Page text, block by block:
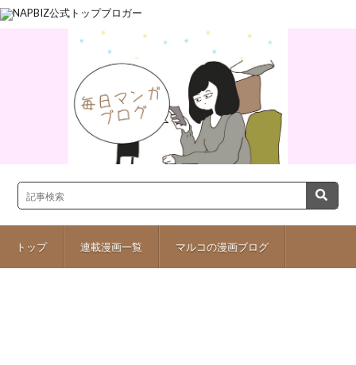
トップ 連載漫画一覧 マルコの漫画ブログ